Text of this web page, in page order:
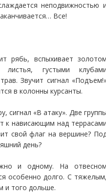
неподвижностью
Все!
рябь, вспыхивает
густыми
Звучит сигнал
в колонны курсанты.
сигнал «В атаку». Две
к нависающим над
свой флаг на вершине?
день?
и одному. На
особенно долго. С
и того дольше.